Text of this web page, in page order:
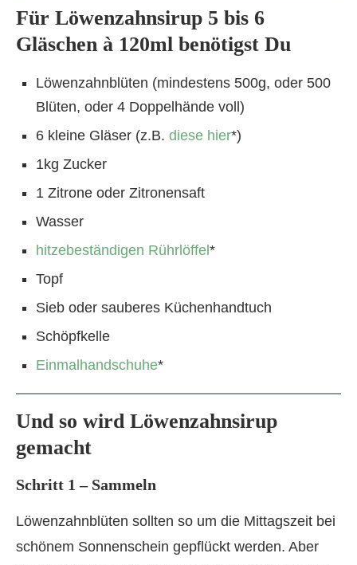
Für Löwenzahnsirup 5 bis 6
Gläschen à 120ml benötigst Du
Löwenzahnblüten (mindestens 500g, oder 500
Blüten, oder 4 Doppelhände voll)
6 kleine Gläser (z.B. diese hier*)
1kg Zucker
1 Zitrone oder Zitronensaft
Wasser
hitzebeständigen Rührlöffel*
Topf
Sieb oder sauberes Küchenhandtuch
Schöpfkelle
Einmalhandschuhe*
Und so wird Löwenzahnsirup
gemacht
Schritt 1 – Sammeln
Löwenzahnblüten sollten so um die Mittagszeit bei
schönem Sonnenschein gepflückt werden. Aber